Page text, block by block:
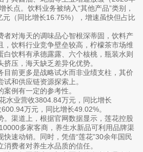
长点。饮料业务被纳入“其他产品”类别，
（同比增长16.75%），增速虽快但占比
者对海天的调味品心智根深蒂固，饮料产
，饮料行业竞争壁垒较高，柠檬茶市场维
白饮料有承德露露、六个核桃，瓶装水则
压，海天缺乏差异化优势。
目前更多是战略试水而非业绩支柱，其价
和供应链资源探索上。
例有一定的参考性。
水业营收3804.84万元，同比增长
万元，同比增长49.02%。
。渠道上，根据官网数据显示，莲花控股
多家客商，养生水新品可利用品牌渠
速动销。同时，凭借“莲花”30余年国民
费者对养生水品质的信任。